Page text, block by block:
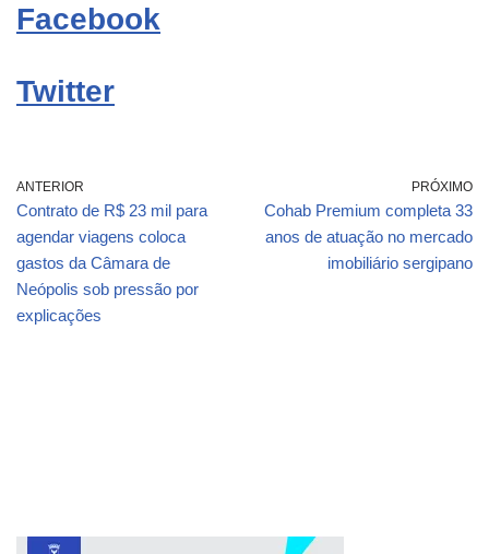
Facebook
Twitter
ANTERIOR
Contrato de R$ 23 mil para
agendar viagens coloca
gastos da Câmara de
Neópolis sob pressão por
explicações
PRÓXIMO
Cohab Premium completa 33
anos de atuação no mercado
imobiliário sergipano